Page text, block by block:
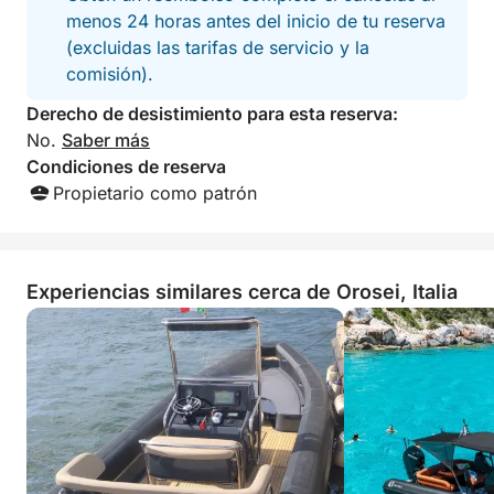
Fruta fresca
Refrescos
PASTA FRESCA DE VERANO
Pasta corta servida a temperatura ambiente, con
Agua y refrescos
Gracias a nuestra colaboración con un restaurante
local, podemos ofrecer un servicio adicional que
incluye desde ostras hasta atún cocinado a fuego
lento, y mucho más.
Todo se servirá en la vajilla de cerámica a bordo.
menos 24 horas antes del inicio de tu reserva
(excluidas las tarifas de servicio y la
comisión).
Derecho de desistimiento para esta reserva:
No. Saber más
Condiciones de reserva
Propietario como patrón
Experiencias similares cerca de Orosei, Italia